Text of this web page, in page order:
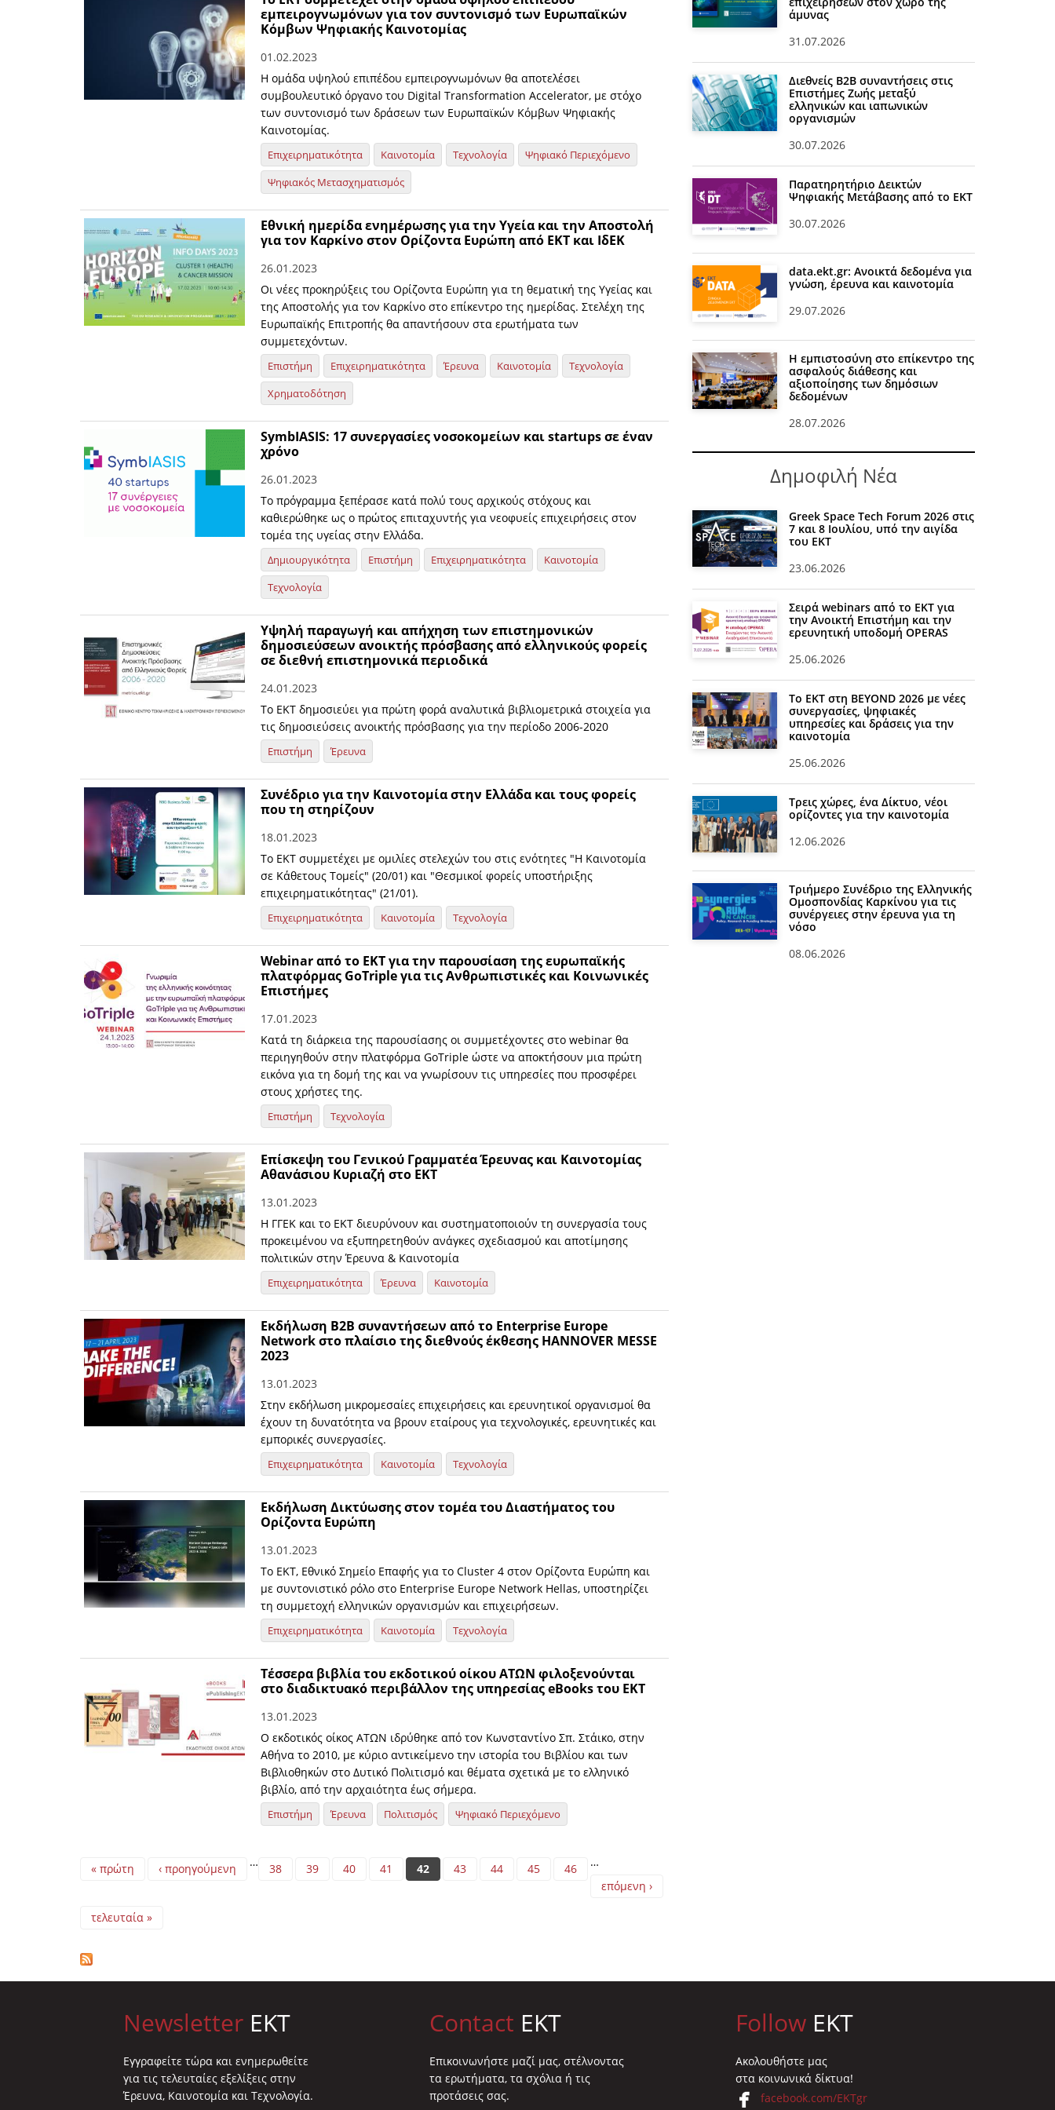
εμπειρογνωμόνων για τον συντονισμό των Ευρωπαϊκών
Κόμβων Ψηφιακής Καινοτομίας
01.02.2023
Η ομάδα υψηλού επιπέδου εμπειρογνωμόνων θα αποτελέσει
συμβουλευτικό όργανο του Digital Transformation Accelerator, με στόχο
των συντονισμό των δράσεων των Ευρωπαϊκών Κόμβων Ψηφιακής
Καινοτομίας.
Επιχειρηματικότητα Καινοτομία Τεχνολογία
Ψηφιακό Περιεχόμενο
Ψηφιακός Μετασχηματισμός
Εθνική ημερίδα ενημέρωσης για την Υγεία και την Αποστολή
για τον Καρκίνο στον Ορίζοντα Ευρώπη από ΕΚΤ και ΙδΕΚ
26.01.2023
Οι νέες προκηρύξεις του Ορίζοντα Ευρώπη για τη θεματική της Υγείας και
της Αποστολής για τον Καρκίνο στο επίκεντρο της ημερίδας. Στελέχη της
Ευρωπαϊκής Επιτροπής θα απαντήσουν στα ερωτήματα των
συμμετεχόντων.
Επιστήμη Επιχειρηματικότητα Έρευνα Καινοτομία
Τεχνολογία
Χρηματοδότηση
SymbIASIS: 17 συνεργασίες νοσοκομείων και startups σε έναν
χρόνο
26.01.2023
Το πρόγραμμα ξεπέρασε κατά πολύ τους αρχικούς στόχους και
καθιερώθηκε ως ο πρώτος επιταχυντής για νεοφυείς επιχειρήσεις στον
τομέα της υγείας στην Ελλάδα.
Δημιουργικότητα Επιστήμη Επιχειρηματικότητα
Καινοτομία
Τεχνολογία
Υψηλή παραγωγή και απήχηση των επιστημονικών
δημοσιεύσεων ανοικτής πρόσβασης από ελληνικούς φορείς
σε διεθνή επιστημονικά περιοδικά
24.01.2023
Το ΕΚΤ δημοσιεύει για πρώτη φορά αναλυτικά βιβλιομετρικά στοιχεία για
τις δημοσιεύσεις ανοικτής πρόσβασης για την περίοδο 2006-2020
Επιστήμη Έρευνα
Συνέδριο για την Καινοτομία στην Ελλάδα και τους φορείς
που τη στηρίζουν
18.01.2023
Το ΕΚΤ συμμετέχει με ομιλίες στελεχών του στις ενότητες "Η Καινοτομία
σε Κάθετους Τομείς" (20/01) και "Θεσμικοί φορείς υποστήριξης
επιχειρηματικότητας" (21/01).
Επιχειρηματικότητα Καινοτομία Τεχνολογία
Webinar από το ΕΚΤ για την παρουσίαση της ευρωπαϊκής
πλατφόρμας GoTriple για τις Ανθρωπιστικές και Κοινωνικές
Επιστήμες
17.01.2023
Κατά τη διάρκεια της παρουσίασης οι συμμετέχοντες στο webinar θα
περιηγηθούν στην πλατφόρμα GoTriple ώστε να αποκτήσουν μια πρώτη
εικόνα για τη δομή της και να γνωρίσουν τις υπηρεσίες που προσφέρει
στους χρήστες της.
Επιστήμη Τεχνολογία
Επίσκεψη του Γενικού Γραμματέα Έρευνας και Καινοτομίας
Αθανάσιου Κυριαζή στο ΕΚΤ
13.01.2023
Η ΓΓΕΚ και το ΕΚΤ διευρύνουν και συστηματοποιούν τη συνεργασία τους
προκειμένου να εξυπηρετηθούν ανάγκες σχεδιασμού και αποτίμησης
πολιτικών στην Έρευνα & Καινοτομία
Επιχειρηματικότητα Έρευνα Καινοτομία
Εκδήλωση B2B συναντήσεων από το Enterprise Europe
Network στο πλαίσιο της διεθνούς έκθεσης HANNOVER MESSE
2023
13.01.2023
Στην εκδήλωση μικρομεσαίες επιχειρήσεις και ερευνητικοί οργανισμοί θα
έχουν τη δυνατότητα να βρουν εταίρους για τεχνολογικές, ερευνητικές και
εμπορικές συνεργασίες.
Επιχειρηματικότητα Καινοτομία Τεχνολογία
Εκδήλωση Δικτύωσης στον τομέα του Διαστήματος του
Ορίζοντα Ευρώπη
13.01.2023
Το ΕΚΤ, Εθνικό Σημείο Επαφής για το Cluster 4 στον Ορίζοντα Ευρώπη και
με συντονιστικό ρόλο στο Enterprise Europe Network Hellas, υποστηρίζει
τη συμμετοχή ελληνικών οργανισμών και επιχειρήσεων.
Επιχειρηματικότητα Καινοτομία Τεχνολογία
Τέσσερα βιβλία του εκδοτικού οίκου ΑΤΩΝ φιλοξενούνται
στο διαδικτυακό περιβάλλον της υπηρεσίας eBooks του ΕΚΤ
13.01.2023
O εκδοτικός οίκος ΑΤΩΝ ιδρύθηκε από τον Κωνσταντίνο Σπ. Στάικο, στην
Αθήνα το 2010, με κύριο αντικείμενο την ιστορία του Βιβλίου και των
Βιβλιοθηκών στο Δυτικό Πολιτισμό και θέματα σχετικά με το ελληνικό
βιβλίο, από την αρχαιότητα έως σήμερα.
Επιστήμη Έρευνα Πολιτισμός Ψηφιακό Περιεχόμενο
Pages
« πρώτη ‹ προηγούμενη … 38 39 40 41 42 43 44 45 46
…
επόμενη ›
τελευταία »
άμυνας
31.07.2026
Διεθνείς Β2Β συναντήσεις στις
Επιστήμες Ζωής μεταξύ
ελληνικών και ιαπωνικών
οργανισμών
30.07.2026
Παρατηρητήριο Δεικτών
Ψηφιακής Μετάβασης από το ΕΚΤ
30.07.2026
data.ekt.gr: Ανοικτά δεδομένα για
γνώση, έρευνα και καινοτομία
29.07.2026
Η εμπιστοσύνη στο επίκεντρο της
ασφαλούς διάθεσης και
αξιοποίησης των δημόσιων
δεδομένων
28.07.2026
Δημοφιλή Νέα
Greek Space Tech Forum 2026 στις
7 και 8 Ιουλίου, υπό την αιγίδα
του ΕΚΤ
23.06.2026
Σειρά webinars από το ΕΚΤ για
την Ανοικτή Επιστήμη και την
ερευνητική υποδομή OPERAS
25.06.2026
Το ΕΚΤ στη BEYOND 2026 με νέες
συνεργασίες, ψηφιακές
υπηρεσίες και δράσεις για την
καινοτομία
25.06.2026
Τρεις χώρες, ένα Δίκτυο, νέοι
ορίζοντες για την καινοτομία
12.06.2026
Τριήμερο Συνέδριο της Ελληνικής
Ομοσπονδίας Καρκίνου για τις
συνέργειες στην έρευνα για τη
νόσο
08.06.2026
Newsletter EKT
Eγγραφείτε τώρα και ενημερωθείτε
για τις τελευταίες εξελίξεις στην
Έρευνα, Καινοτομία και Τεχνολογία.
Contact EKT
Επικοινωνήστε μαζί μας, στέλνοντας
τα ερωτήματα, τα σχόλια ή τις
προτάσεις σας.
Follow EKT
Ακολουθήστε μας
στα κοινωνικά δίκτυα!
facebook.com/EKTgr